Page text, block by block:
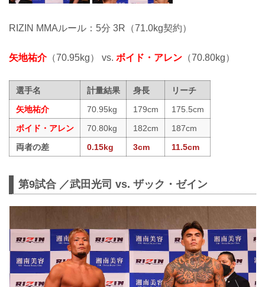
RIZIN MMAルール：5分 3R（71.0kg契約）
矢地祐介（70.95kg） vs. ボイド・アレン （70.80kg）
選手名 計量結果 身長
リーチ
矢地祐介
70.95kg 179cm
175.5cm
ボイド・アレン
70.80kg 182cm
187cm
両者の差
0.15kg 3cm 11.5cm
第9試合 ／武田光司 vs. ザック・ゼイン